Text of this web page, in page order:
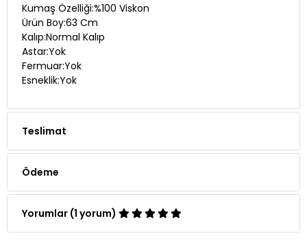
Kumaş Özelliği:%100 Viskon
Ürün Boy:63 Cm
Kalıp:Normal Kalıp
Astar:Yok
Fermuar:Yok
Esneklik:Yok
Teslimat
Ödeme
Yorumlar (1 yorum)